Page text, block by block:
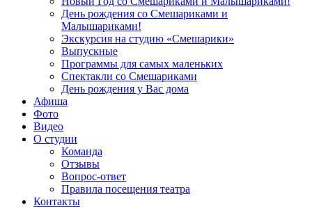
День рождения со Смешариками и
Малышариками!
Экскурсия на студию «Смешарики»
Выпускные
Программы для самых маленьких
Спектакли со Смешариками
День рождения у Вас дома
Афиша
Фото
Видео
О студии
Команда
Отзывы
Вопрос-ответ
Правила посещения театра
Контакты